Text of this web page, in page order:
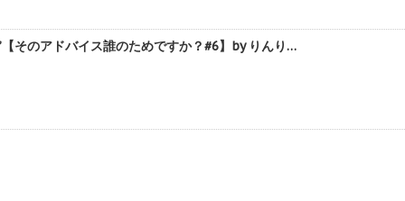
そのアドバイス誰のためですか？#6】by りんり…